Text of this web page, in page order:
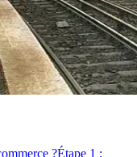
?Étape 1 :